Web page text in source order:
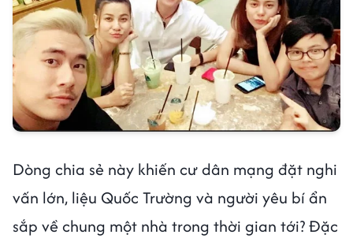
Dòng chia sẻ này khiến cư dân mạng đặt nghi
vấn lớn, liệu Quốc Trường và người yêu bí ẩn
sắp về chung một nhà trong thời gian tới? Đặc